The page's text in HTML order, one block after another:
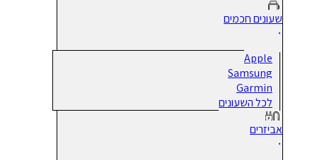
שעונים חכמים
Apple
Samsung
Garmin
לכל השעונים
אביזרים